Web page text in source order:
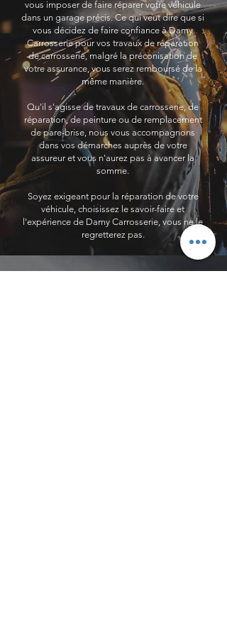
vous imposer de faire réparer votre véhicule
dans un garage précis. Ce qui veut dire que si
vous décidez de faire confiance à Damy
Carrosserie pour vos travaux de réparation
de carrosserie, malgré la préconisation de
votre assurance, vous serez remboursé de la
même manière.
Qu'il s'agisse de travaux de carrosserie, de
réparation, de peinture ou de remplacement
de pare-brise, nous vous accompagnons
dans vos démarches auprès de votre
assureur et vous n'aurez pas à avancer la
somme.
Soyez exigeant pour la réparation de votre
véhicule, choisissez le savoir-faire et
l'expérience de Damy Carrosserie, vous ne le
regretterez pas.